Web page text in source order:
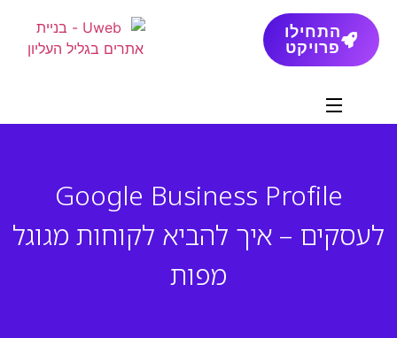
התחילו
פרויקט
Google Business Profile
לעסקים – איך להביא לקוחות מגוגל
מפות